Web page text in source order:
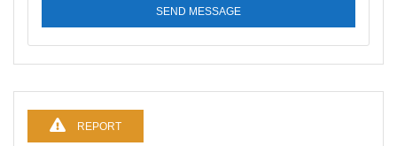
SEND MESSAGE
REPORT